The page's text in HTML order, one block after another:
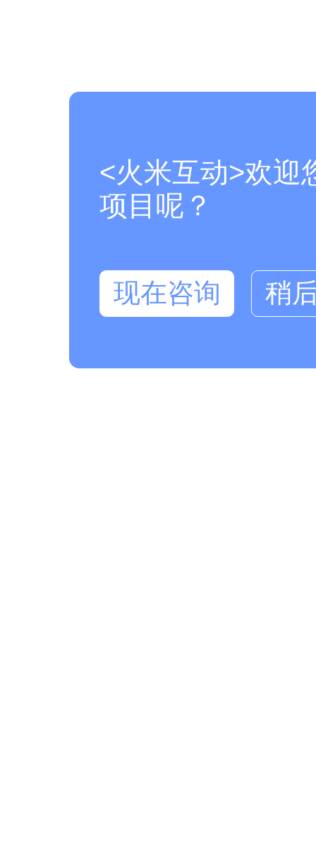
<火米互动>欢迎
项目呢？
现在咨询 稍